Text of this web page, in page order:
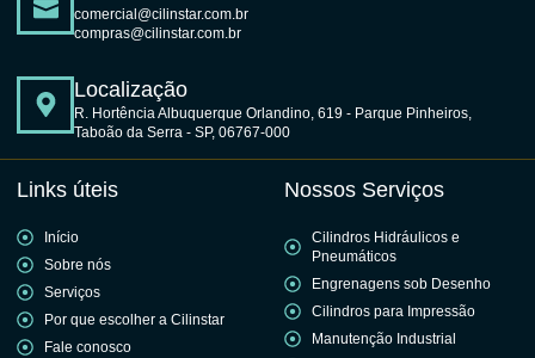
comercial@cilinstar.com.br
compras@cilinstar.com.br
Localização
R. Hortência Albuquerque Orlandino, 619 - Parque Pinheiros,
Taboão da Serra - SP, 06767-000
Links úteis
Início
Sobre nós
Serviços
Por que escolher a Cilinstar
Fale conosco
Nossos Serviços
Cilindros Hidráulicos e
Pneumáticos
Engrenagens sob Desenho
Cilindros para Impressão
Manutenção Industrial